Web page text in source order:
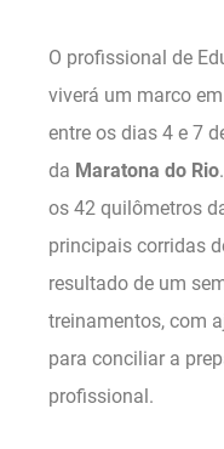
O profissional de
viverá um marco
entre os dias 4 e 7
da Maratona do Rio
os 42 quilômetros
principais corridas
resultado de um
treinamentos, com
para conciliar a
profissional.